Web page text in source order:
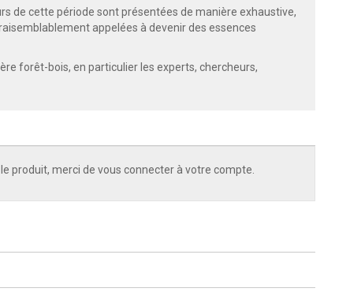
de cette période sont présentées de manière exhaustive,
appelées à devenir des essences
forêt-bois, en particulier les experts, chercheurs,
produit, merci de vous connecter à votre compte.